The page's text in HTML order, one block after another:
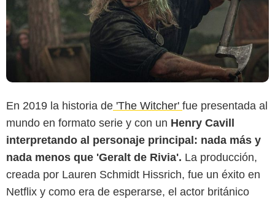
En 2019 la historia de 'The Witcher' fue presentada al
mundo en formato serie y con un Henry Cavill
interpretando al personaje principal: nada más y
nada menos que 'Geralt de Rivia'. La producción,
creada por Lauren Schmidt Hissrich, fue un éxito en
Netflix y como era de esperarse, el actor británico